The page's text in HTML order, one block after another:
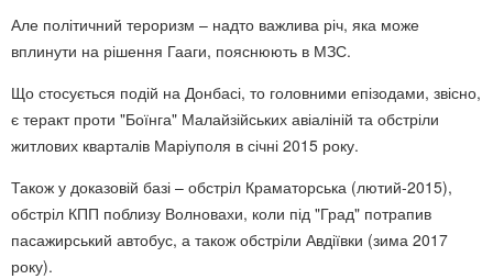
Але політичний тероризм – надто важлива річ, яка може
вплинути на рішення Гааги, пояснюють в МЗС.
Що стосується подій на Донбасі, то головними епізодами, звісно,
є теракт проти "Боїнга" Малайзійських авіаліній та обстріли
житлових кварталів Маріуполя в січні 2015 року.
Також у доказовій базі – обстріл Краматорська (лютий-2015),
обстріл КПП поблизу Волновахи, коли під "Град" потрапив
пасажирський автобус, а також обстріли Авдіївки (зима 2017
року).